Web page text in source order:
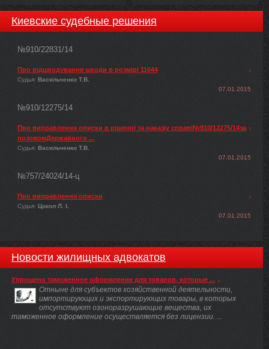
Киевские судебные решения
№910/22831/14
Про відшкодування шкоди в розмірі 11644
Судья: Васильченко Т.В.
07.01.2015
№910/12275/14
Про виправлення описки в рішенні та наказіу справі№910/12275/14за
позовомДержавного ...
Судья: Васильченко Т.В.
07.01.2015
№757/24024/14-ц
Про виправлення описки
Судья: Цокол Л. І.
07.01.2015
Новости жилищных адвокатов
Упрощено таможенное оформление для товаров, которые ...
Отныне для субъектов хозяйственной деятельности,
импортирующих и экспортирующих товары, в которых
отсутствуют озоноразрушающие вещества, их
таможенное оформление осуществляется без лицензии. ...